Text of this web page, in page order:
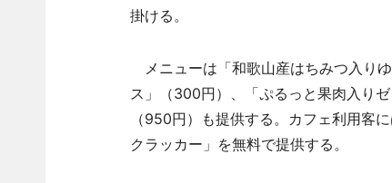
掛ける。
メニューは「和歌山産はちみつ入り
ス」（300円）、「ぷるっと果肉入り
（950円）も提供する。カフェ利用客
クラッカー」を無料で提供する。